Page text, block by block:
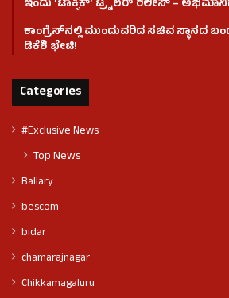
ಇಂದು ʻಟಾಕ್ಸಿಕ್ʼ ಟ್ರೈಲರ್ ರಿಲೀಸ್‌ –
ಕಾಂಗ್ರೆಸ್​ನಲ್ಲಿ ಮುಂದುವರಿದ ಸಚಿವ ಸ್ಥಾನದ
ಡಿಕೆಶಿ ಭೇಟಿ!
Categories
#Exclusive News
Top News
Ballary
bescom
bidar
chamarajnagar
Chikkamagaluru